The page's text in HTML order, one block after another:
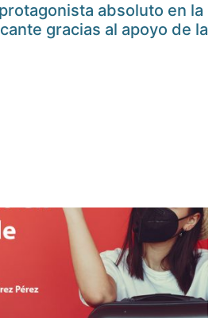
absoluto en la
gracias al apoyo de la